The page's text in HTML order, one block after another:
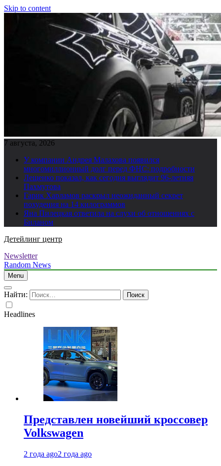
Skip to content
7 августа, 2026
У компании Андрея Малахова появился
многомиллионный долг перед ФНС: подробности
Лещенко показал, как сегодня выглядит 96-летняя
Пахмутова
Гарик Харламов раскрыл неожиданный секрет
похудения на 14 килограммов
Яна Пилецкая ответила на слухи об отношениях с
Биланом
Детейлинг центр
Newsletter
Random News
Menu
Найти:
Headlines
Представлен новейший кроссовер
Volkswagen
2 года ago2 года ago